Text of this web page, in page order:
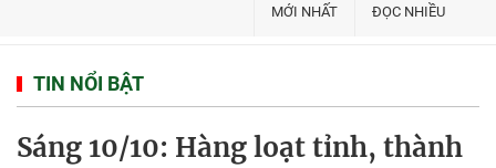
MỚI NHẤT ĐỌC NHIỀU
TIN NỔI BẬT
Sáng 10/10: Hàng loạt tỉnh, thành